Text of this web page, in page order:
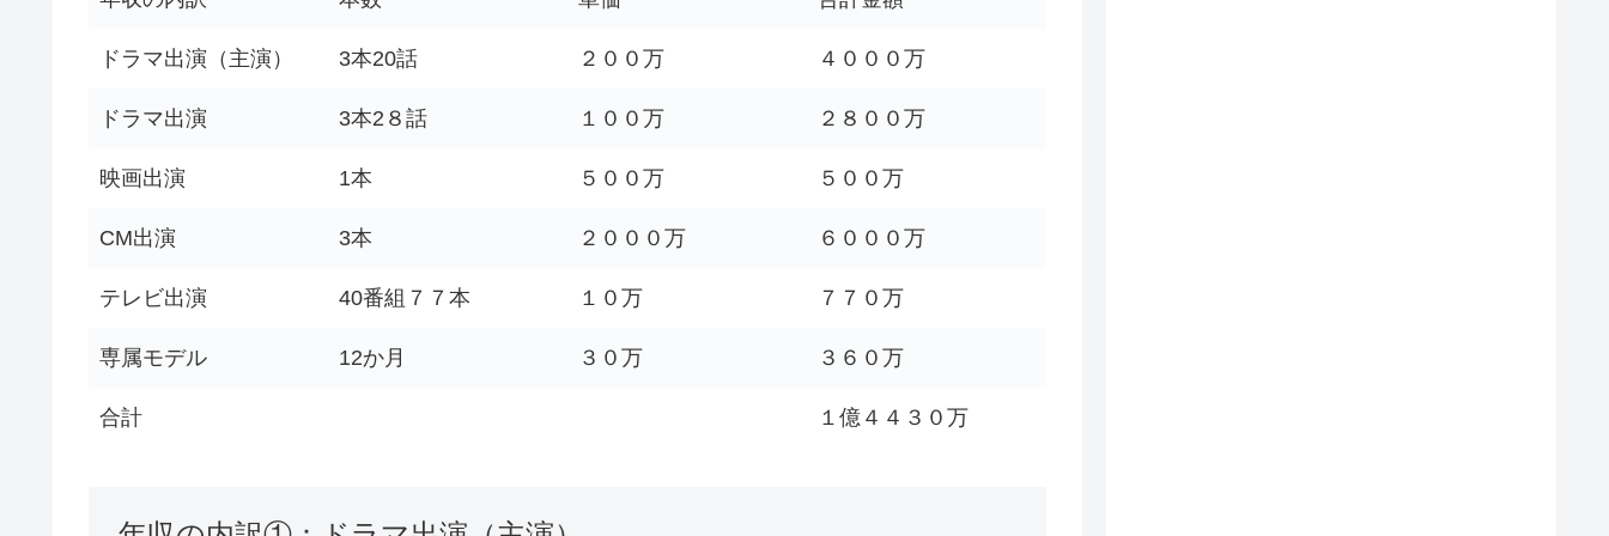
ドラマ出演（主演） 3本20話 ２００万 ４０００万
ドラマ出演 3本2８話 １００万 ２８００万
映画出演 1本 ５００万 ５００万
CM出演 3本 ２０００万 ６０００万
テレビ出演 40番組７７本 １０万 ７７０万
専属モデル 12か月 ３０万 ３６０万
合計 １億４４３０万